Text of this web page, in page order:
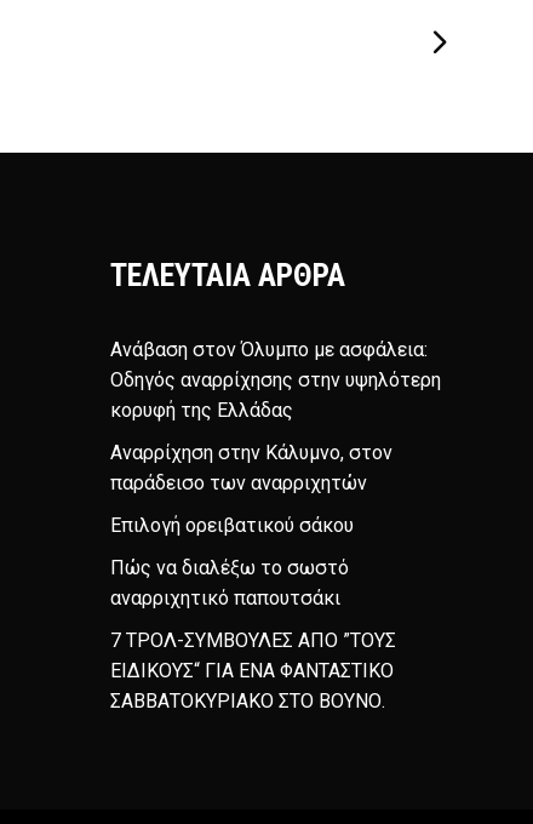
ΤΕΛΕΥΤΑΊΑ ΆΡΘΡΑ
Ανάβαση στον Όλυμπο με ασφάλεια:
Οδηγός αναρρίχησης στην υψηλότερη
κορυφή της Ελλάδας
Αναρρίχηση στην Κάλυμνο, στον
παράδεισο των αναρριχητών
Επιλογή ορειβατικού σάκου
Πώς να διαλέξω το σωστό
αναρριχητικό παπουτσάκι
7 ΤΡΟΛ-ΣΥΜΒΟΥΛΕΣ ΑΠΟ ”ΤΟΥΣ
ΕΙΔΙΚΟΥΣ“ ΓΙΑ ΕΝΑ ΦΑΝΤΑΣΤΙΚΟ
ΣΑΒΒΑΤΟΚΥΡΙΑΚΟ ΣΤΟ ΒΟΥΝΟ.